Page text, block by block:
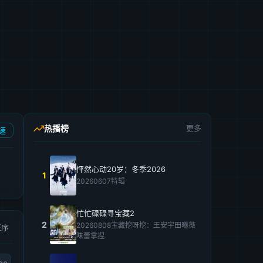
热播榜 更多
1
怦然心动20岁：冬季2026
20260607特辑
2
忙忙碌碌寻宝藏2
20260808宝藏挖呀挖：王安宇田曦薇
味蕾拿捏